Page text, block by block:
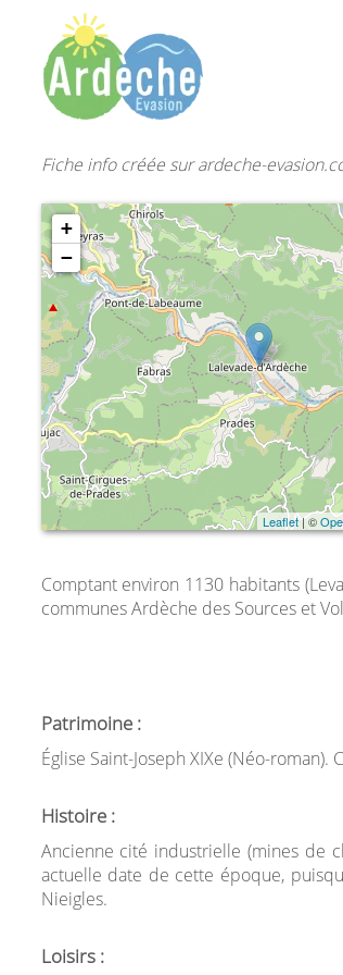
Fiche info créée sur ardeche-
+
−
Leaflet| ©
Comptant environ 1130 habitants
communes Ardèche des Sources et
Patrimoine :
Église Saint-Joseph XIXe (Néo-
Histoire :
Ancienne cité industrielle (mines de
actuelle date de cette époque,
Nieigles.
Loisirs :